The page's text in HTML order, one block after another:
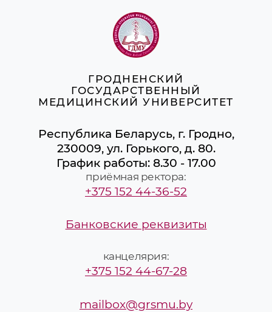
ГРОДНЕНСКИЙ
ГОСУДАРСТВЕННЫЙ
МЕДИЦИНСКИЙ УНИВЕРСИТЕТ
Республика Беларусь, г. Гродно,
230009, ул. Горького, д. 80.
График работы: 8.30 - 17.00
приёмная ректора:
+375 152 44-36-52
Банковские реквизиты
канцелярия:
+375 152 44-67-28
mailbox@grsmu.by